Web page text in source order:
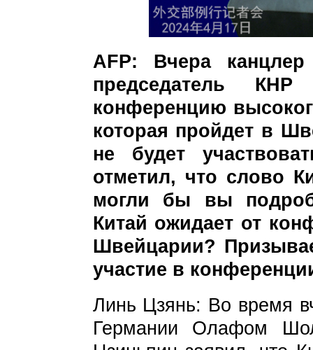
AFP: Вчера
председатель
конференцию
которая пройдет в
не будет
отметил, что слово
могли бы вы
Китай ожидает от
Швейцарии?
участие в
Линь Цзянь: Во время
Германии Олафом